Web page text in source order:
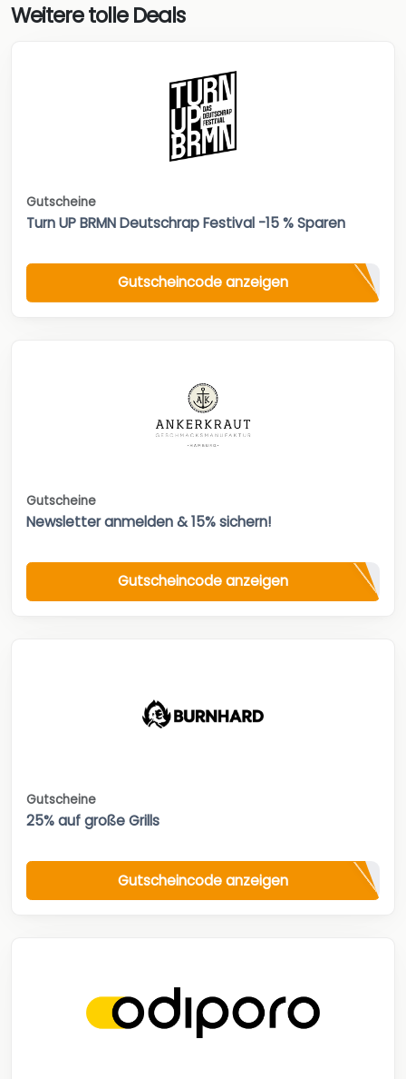
Weitere tolle Deals
Gutscheine
Turn UP BRMN Deutschrap Festival -15 % Sparen
Gutscheincode anzeigen
Gutscheine
Newsletter anmelden & 15% sichern!
Gutscheincode anzeigen
Gutscheine
25% auf große Grills
Gutscheincode anzeigen